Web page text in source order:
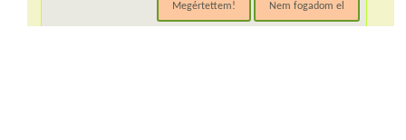
Megértettem! Nem fogadom el